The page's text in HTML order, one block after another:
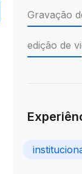
Gravação
edição de